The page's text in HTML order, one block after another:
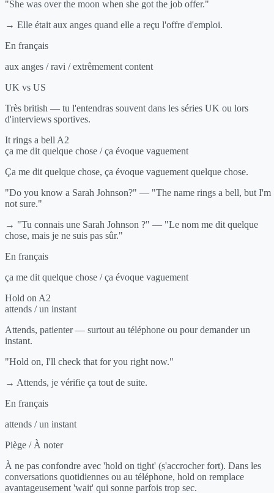
"She was over the moon when she got the job offer."
→ Elle était aux anges quand elle a reçu l'offre d'emploi.
En français
aux anges / ravi / extrêmement content
UK vs US
Très british — tu l'entendras souvent dans les séries UK ou lors
d'interviews sportives.
It rings a bell A2
ça me dit quelque chose / ça évoque vaguement
Ça me dit quelque chose, ça évoque vaguement quelque chose.
"Do you know a Sarah Johnson?" — "The name rings a bell, but I'm
not sure."
→ "Tu connais une Sarah Johnson ?" — "Le nom me dit quelque
chose, mais je ne suis pas sûr."
En français
ça me dit quelque chose / ça évoque vaguement
Hold on A2
attends / un instant
Attends, patienter — surtout au téléphone ou pour demander un
instant.
"Hold on, I'll check that for you right now."
→ Attends, je vérifie ça tout de suite.
En français
attends / un instant
Piège / À noter
À ne pas confondre avec 'hold on tight' (s'accrocher fort). Dans les
conversations quotidiennes ou au téléphone, hold on remplace
avantageusement 'wait' qui sonne parfois trop sec.